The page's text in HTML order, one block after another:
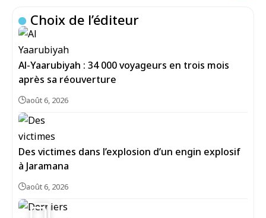
Choix de l’éditeur
Al-Yaarubiyah : 34 000 voyageurs en trois mois
après sa réouverture
août 6, 2026
Des victimes dans l’explosion d’un engin explosif
à Jaramana
août 6, 2026
5